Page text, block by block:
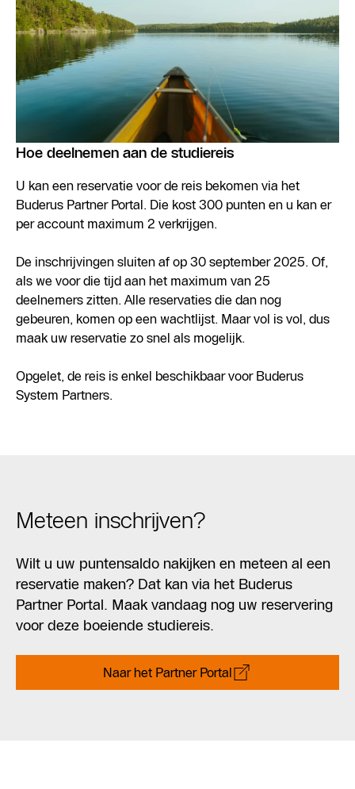
Hoe deelnemen aan de studiereis
U kan een reservatie voor de reis bekomen via het
Buderus Partner Portal. Die kost 300 punten en u kan er
per account maximum 2 verkrijgen.
De inschrijvingen sluiten af op 30 september 2025. Of,
als we voor die tijd aan het maximum van 25
deelnemers zitten. Alle reservaties die dan nog
gebeuren, komen op een wachtlijst. Maar vol is vol, dus
maak uw reservatie zo snel als mogelijk.
Opgelet, de reis is enkel beschikbaar voor Buderus
System Partners.
Meteen inschrijven?
Wilt u uw puntensaldo nakijken en meteen al een
reservatie maken? Dat kan via het Buderus
Partner Portal. Maak vandaag nog uw reservering
voor deze boeiende studiereis.
Naar het Partner Portal